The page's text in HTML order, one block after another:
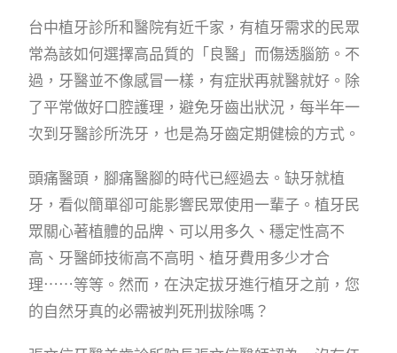
台中植牙診所和醫院有近千家，有植牙需求的民眾
常為該如何選擇高品質的「良醫」而傷透腦筋。不
過，牙醫並不像感冒一樣，有症狀再就醫就好。除
了平常做好口腔護理，避免牙齒出狀況，每半年一
次到牙醫診所洗牙，也是為牙齒定期健檢的方式。
頭痛醫頭，腳痛醫腳的時代已經過去。缺牙就植
牙，看似簡單卻可能影響民眾使用一輩子。植牙民
眾關心著植體的品牌、可以用多久、穩定性高不
高、牙醫師技術高不高明、植牙費用多少才合
理⋯⋯等等。然而，在決定拔牙進行植牙之前，您
的自然牙真的必需被判死刑拔除嗎？